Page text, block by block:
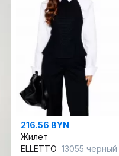
216.56 BYN
Жилет
ELLETTO 13055 черный